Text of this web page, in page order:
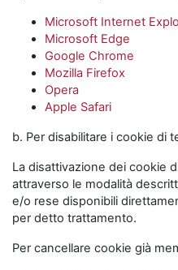
Microsoft Internet
Microsoft Edge
Google Chrome
Mozilla Firefox
Opera
Apple Safari
b. Per disabilitare i cookie di
La disattivazione dei cookie
attraverso le modalità
e/o rese disponibili
per detto trattamento.
Per cancellare cookie già